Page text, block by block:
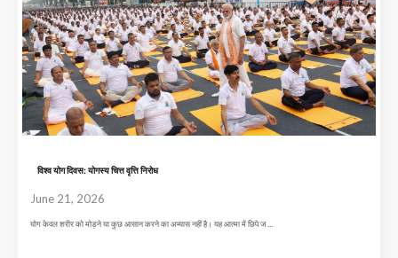
विश्व योग दिवस: योगस्य चित्त वृत्ति निरोध
June 21, 2026
योग केवल शरीर को मोड़ने या कुछ आसान करने का अभ्यास नहीं है। यह आत्मा में छिपे ज ...